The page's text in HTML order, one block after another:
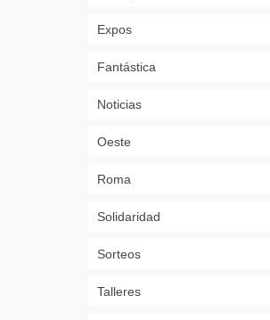
Expos
Fantástica
Noticias
Oeste
Roma
Solidaridad
Sorteos
Talleres